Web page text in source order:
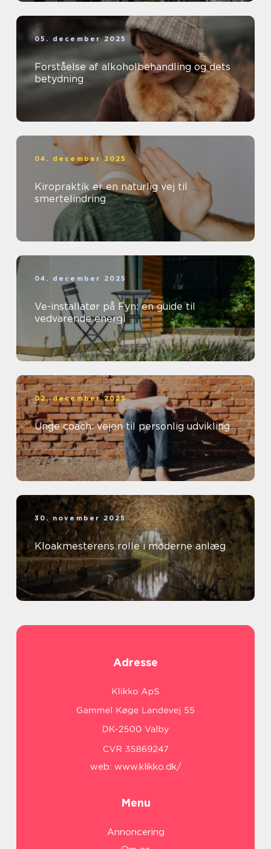
05. december 2025
Forståelse af alkoholbehandling og dets
betydning
04. december 2025
Kiropraktik er en naturlig vej til
smertelindring
04. december 2025
Ve-installatør på Fyn: en guide til
vedvarende energi
02. december 2025
Unge coach: vejen til personlig udvikling
30. november 2025
Kloakmesterens rolle i moderne anlæg
Adresse
web: www.klikko.dk/
Menu
Annoncering